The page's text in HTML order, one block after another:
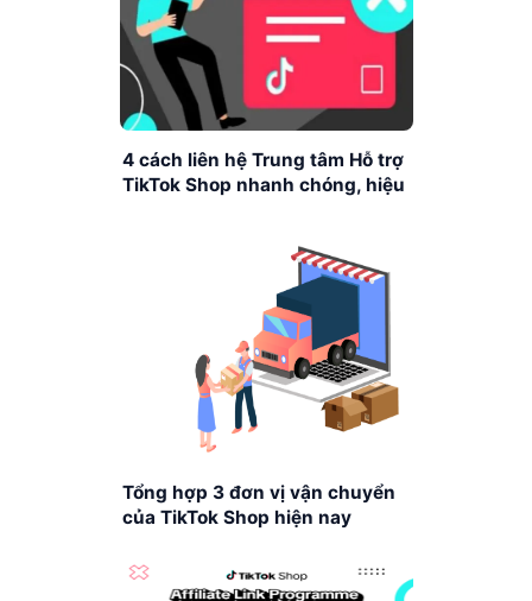
4 cách liên hệ Trung tâm Hỗ trợ
TikTok Shop nhanh chóng, hiệu
Tổng hợp 3 đơn vị vận chuyển
của TikTok Shop hiện nay